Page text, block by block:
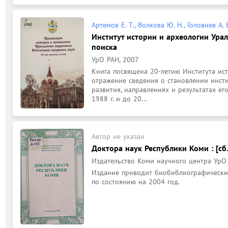
Артемов Е. Т., Волкова Ю. Н., Головнев А.
Институт истории и археологии
поиска
УрО РАН, 2007
Книга посвящена 20-летию Института
отражение сведения о становлении
развития, направлениях и результатах
1988 г. и до 20...
Автор не указан
Доктора наук Республики Коми :
Издательство Коми научного центра
Издание приводит
по состоянию на 2004 год.